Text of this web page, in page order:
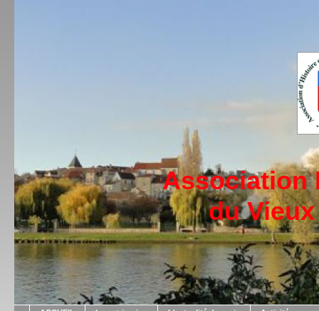
Association
du